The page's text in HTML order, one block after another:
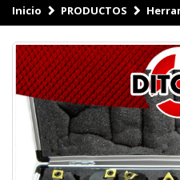
Inicio PRODUCTOS